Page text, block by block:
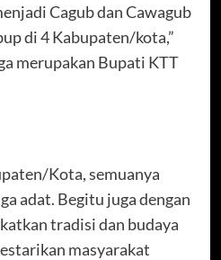
Cagub dan Cawagub
di 4 Kabupaten/kota,”
merupakan Bupati KTT
Kota, semuanya
adat. Begitu juga dengan
tradisi dan budaya
masyarakat